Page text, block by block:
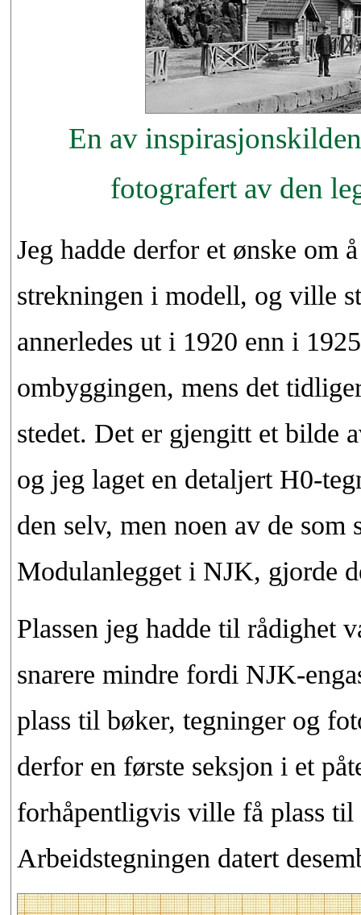
En av
fotografert av den
Jeg hadde derfor et ønske om
strekningen i modell, og ville
annerledes ut i 1920 enn i
ombyggingen, mens det
stedet. Det er gjengitt et bilde
og jeg laget en detaljert H0-
den selv, men noen av de
Modulanlegget i NJK, gjorde
Plassen jeg hadde til rådighet
snarere mindre fordi NJK-
plass til bøker, tegninger og
derfor en første seksjon i et
forhåpentligvis ville få plass til
Arbeidstegningen datert